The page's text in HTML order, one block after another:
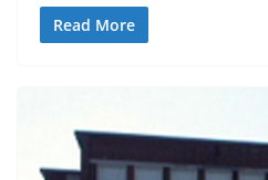
Read More